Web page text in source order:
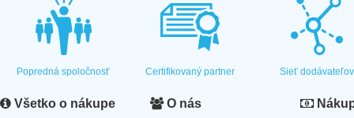
Popredná spoločnosť Certifikovaný partner Sieť dodávateľov
Všetko o nákupe O nás